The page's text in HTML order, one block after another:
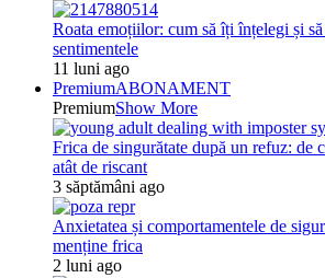
Roata emoțiilor: cum să îți înțelegi și
sentimentele
11 luni ago
PremiumABONAMENT
PremiumShow More
Frica de singurătate după un refuz: de
atât de riscant
3 săptămâni ago
Anxietatea și comportamentele de
menține frica
2 luni ago